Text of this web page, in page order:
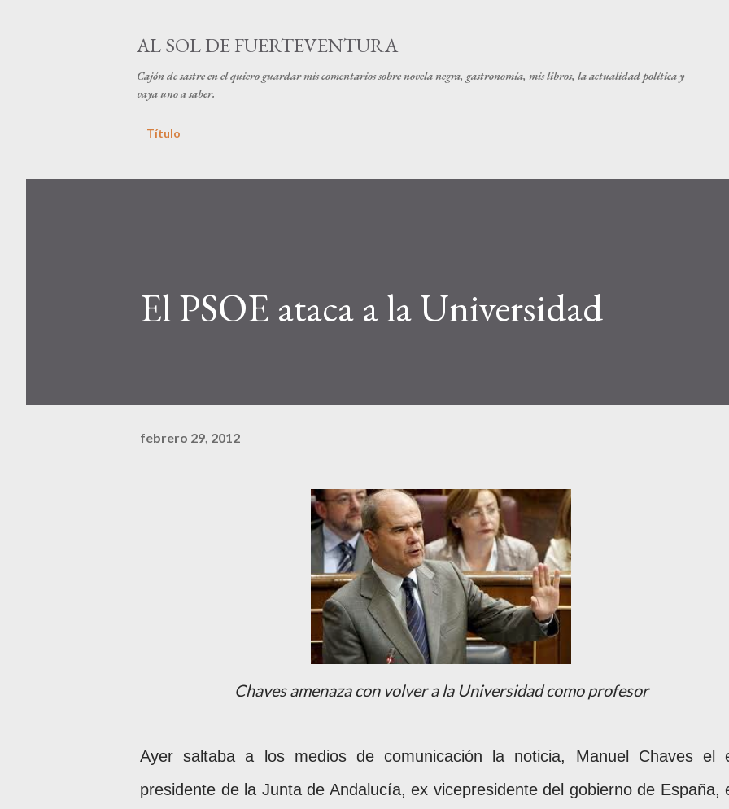
AL SOL DE FUERTEVENTURA
Cajón de sastre en el quiero guardar mis comentarios sobre novela negra, gastronomía, mis libros, la actualidad política y
vaya uno a saber.
Título
El PSOE ataca a la Universidad
febrero 29, 2012
Chaves amenaza con volver a la Universidad como profesor
Ayer saltaba a los medios de comunicación la noticia, Manuel Chaves el
presidente de la Junta de Andalucía, ex vicepresidente del gobierno de España,